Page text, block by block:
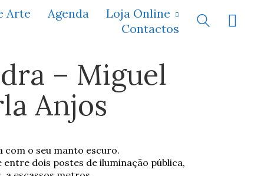
Arte Agenda
Loja Online
Contactos
– Miguel
Anjos
com o seu manto escuro.
dois postes de iluminação pública,